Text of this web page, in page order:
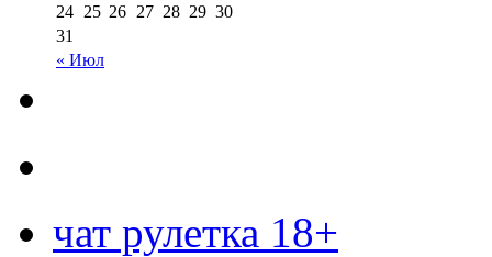
« Июл
24 25 26 27 28 29 30
31
чат рулетка 18+